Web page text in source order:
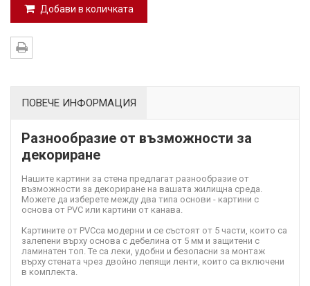
Добави в количката
ПОВЕЧЕ ИНФОРМАЦИЯ
Разнообразие от възможности за
декориране
Нашите картини за стена предлагат разнообразие от
възможности за декориране на вашата жилищна среда.
Можете да изберете между два типа основи - картини с
основа от PVC или картини от канава.
Картините от PVCса модерни и се състоят от 5 части, които са
залепени върху основа с дебелина от 5 мм и защитени с
ламинатен топ. Те са леки, удобни и безопасни за монтаж
върху стената чрез двойно лепящи ленти, които са включени
в комплекта.